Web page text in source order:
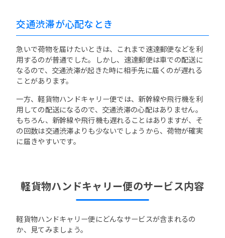
交通渋滞が心配なとき
急いで荷物を届けたいときは、これまで速達郵便などを利
用するのが普通でした。しかし、速達郵便は車での配送に
なるので、交通渋滞が起きた時に相手先に届くのが遅れる
ことがあります。
一方、軽貨物ハンドキャリー便では、新幹線や飛行機を利
用しての配送になるので、交通渋滞の心配はありません。
もちろん、新幹線や飛行機も遅れることはありますが、そ
の回数は交通渋滞よりも少ないでしょうから、荷物が確実
に届きやすいです。
軽貨物ハンドキャリー便のサービス内容
軽貨物ハンドキャリー便にどんなサービスが含まれるの
か、見てみましょう。